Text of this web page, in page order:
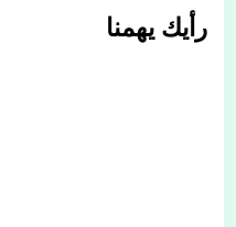
رأيك يهمنا